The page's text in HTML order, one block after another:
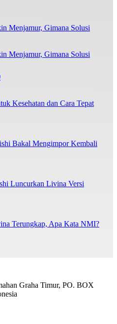
Menjamur, Gimana Solusi
Kesehatan dan Cara Tepat
Bakal Mengimpor Kembali
Luncurkan Livina Versi
Terungkap, Apa Kata NMI?
Graha Timur, PO. BOX